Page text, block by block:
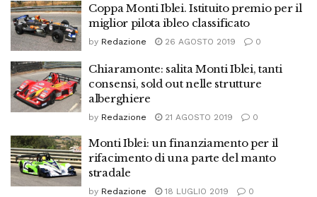
Coppa Monti Iblei. Istituito premio per il
miglior pilota ibleo classificato
by Redazione 26 AGOSTO 2019 0
Chiaramonte: salita Monti Iblei, tanti
consensi, sold out nelle strutture
alberghiere
by Redazione 21 AGOSTO 2019 0
Monti Iblei: un finanziamento per il
rifacimento di una parte del manto
stradale
by Redazione 18 LUGLIO 2019 0